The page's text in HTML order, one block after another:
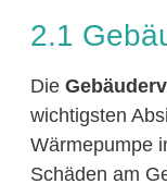
2.1
Die
wichtigsten
Wärmepumpe
Schäden am